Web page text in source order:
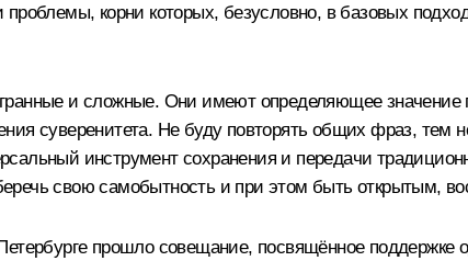
корни которых, безусловно, в базовых
и сложные. Они имеют определяющее
суверенитета. Не буду повторять общих фраз, тем
инструмент сохранения и передачи
свою самобытность и при этом быть открытым,
прошло совещание, посвящённое поддержке